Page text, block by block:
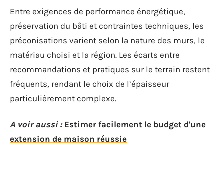
Entre exigences de performance énergétique,
préservation du bâti et contraintes techniques, les
préconisations varient selon la nature des murs, le
matériau choisi et la région. Les écarts entre
recommandations et pratiques sur le terrain restent
fréquents, rendant le choix de l’épaisseur
particulièrement complexe.
A voir aussi : Estimer facilement le budget d'une
extension de maison réussie